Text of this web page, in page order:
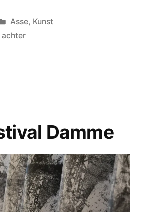
Geplaatst
in
Asse, Kunst
achterop
Damme